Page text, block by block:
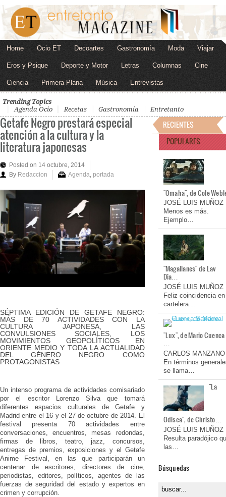
Home Ocio ET Decoartes Gastronomía Moda Viajar
Eros y Psique Deporte y Motor Letras Columnas Cine
Ciencia Primera Plana Música Entrevistas
Trending Topics
Agenda Ocio
Recetas Gastronomía Entretanto
Getafe Negro prestará especial
atención a la cultura y la
literatura japonesas
Posted on 14 octubre, 2014
By Redaccion Agenda portada
SÉPTIMA EDICIÓN DE GETAFE NEGRO:
MÁS DE 70 ACTIVIDADES CON LA
CULTURA JAPONESA, LAS
CONVULSIONES SOCIALES, LOS
MOVIMIENTOS GEOPOLÍTICOS EN
ORIENTE MEDIO Y TODA LA ACTUALIDAD
DEL GÉNERO NEGRO COMO
PROTAGONISTAS
Un intenso programa de actividades comisariado
por el escritor Lorenzo Silva que tomará
diferentes espacios culturales de Getafe y
Madrid entre el 16 y el 27 de octubre de 2014. El
festival presenta 70 actividades entre
conversaciones, encuentros, mesas redondas,
firmas de libros, teatro, jazz, concursos,
entregas de premios, exposiciones y el Getafe
Anime Festival, en las que participarán un
centenar de escritores, directores de cine,
periodistas, editores, políticos, agentes de las
fuerzas de seguridad del estado y expertos en
crimen y corrupción.
RECIENTES
POPULARES
"Omaha", de Cole
JOSÉ LUIS MUÑOZ
Menos es más.
Ejemplo…
"Magallanes" de Lav
Dia…
JOSÉ LUIS MUÑOZ
Feliz coincidencia en
cartelera…
"Lux", de Mario Cuenca
…
CARLOS MANZANO
En términos
se llama…
"La
Odisea", de Christo…
JOSÉ LUIS MUÑOZ
Resulta paradójico
las…
Búsquedas